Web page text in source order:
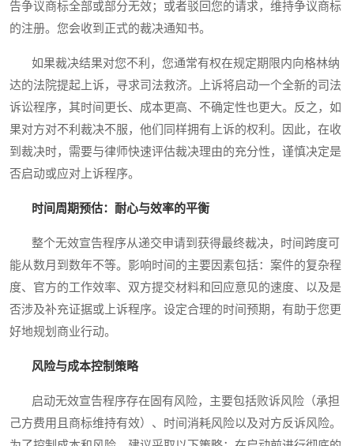
告争议商标全部或部分无效；或者驳回您的请求，维持争议商标
的注册。您会收到正式的裁决通知书。
如果裁决结果对您不利，您通常有权在规定期限内向格林纳
达的法院提起上诉，寻求司法救济。上诉将启动一个全新的司法
诉讼程序，其时间更长、成本更高、不确定性也更大。反之，如
果对方对不利裁决不服，他们同样拥有上诉的权利。因此，在收
到裁决时，需要与律师快速评估裁决理由的充分性，谨慎决定是
否启动或应对上诉程序。
时间周期预估：耐心与效率的平衡
整个无效宣告程序从递交申请到获得最终裁决，时间跨度可
能从数月到数年不等。影响时间的主要因素包括：案件的复杂程
度、官方的工作效率、双方提交材料和回应意见的速度、以及是
否涉及补充证据或上诉程序。设定合理的时间预期，有助于您更
好地规划商业行动。
风险与成本控制策略
启动无效宣告程序存在固有风险，主要包括败诉风险（承担
己方费用且商标维持有效）、时间消耗风险以及对方反诉风险。